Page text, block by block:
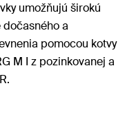
umožňujú širokú
a
pomocou kotvy
M I z pozinkovanej a